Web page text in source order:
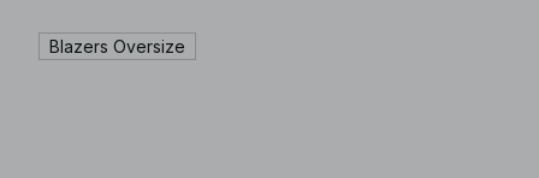
Blazers Oversize